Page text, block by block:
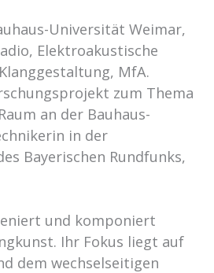
Universität Weimar,
Elektroakustische
MfA.
zum Thema
an der Bauhaus-
in der
Bayerischen Rundfunks,
und komponiert
Ihr Fokus liegt auf
dem wechselseitigen